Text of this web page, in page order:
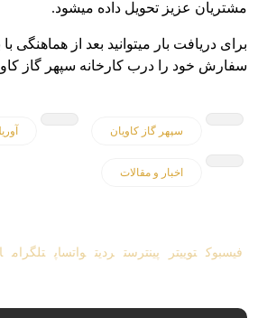
مشتریان عزیز تحویل داده میشود.
برای دریافت بار میتوانید بعد از هماهنگی
سفارش خود را درب کارخانه سپهر گاز
سپهر گاز کاویان آوریل
اخبار و مقالات
فیسبوک توییتر پینترست ردیت واتساپ تلگرام